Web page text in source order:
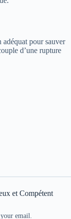
adéquat pour sauver
d’une rupture
et Compétent
email.